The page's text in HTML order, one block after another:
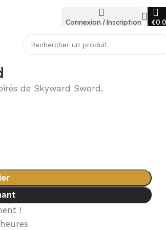
Connexion / Inscription €
de Skyward Sword.
!